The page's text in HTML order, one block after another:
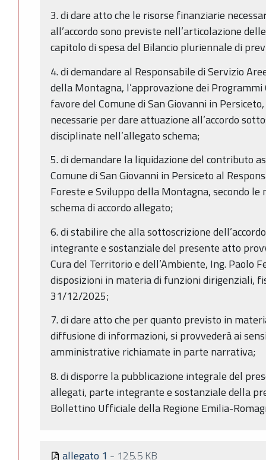
3. di dare atto che le risorse finanziarie
all’accordo sono previste nell’articolazione
capitolo di spesa del Bilancio pluriennale di
4. di demandare al Responsabile di Servizio
della Montagna, l’approvazione dei Programmi
favore del Comune di San Giovanni in
necessarie per dare attuazione all’accordo
disciplinate nell’allegato schema;
5. di demandare la liquidazione del contributo
Comune di San Giovanni in Persiceto al
Foreste e Sviluppo della Montagna, secondo
schema di accordo allegato;
6. di stabilire che alla sottoscrizione
integrante e sostanziale del presente atto
Cura del Territorio e dell’Ambiente, Ing. Paolo
disposizioni in materia di funzioni dirigenziali,
31/12/2025;
7. di dare atto che per quanto previsto in
diffusione di informazioni, si provvederà ai
amministrative richiamate in parte narrativa;
8. di disporre la pubblicazione integrale del
allegati, parte integrante e sostanziale della
Bollettino Ufficiale della Regione Emilia-
allegato 1 - 125.5 KB